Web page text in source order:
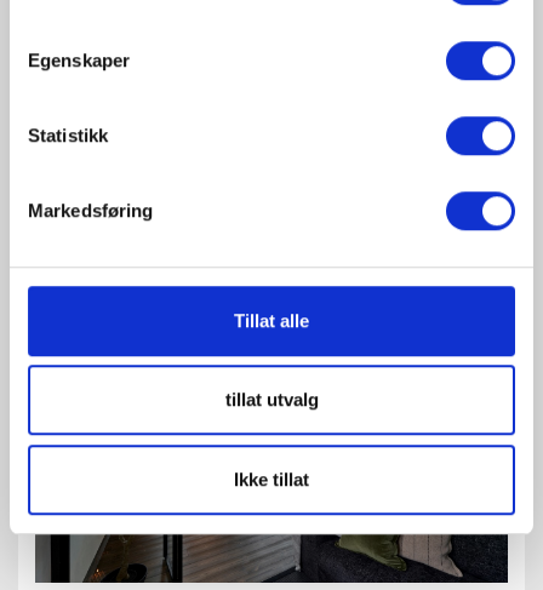
Egenskaper
Statistikk
Markedsføring
Tillat alle
tillat utvalg
Ikke tillat